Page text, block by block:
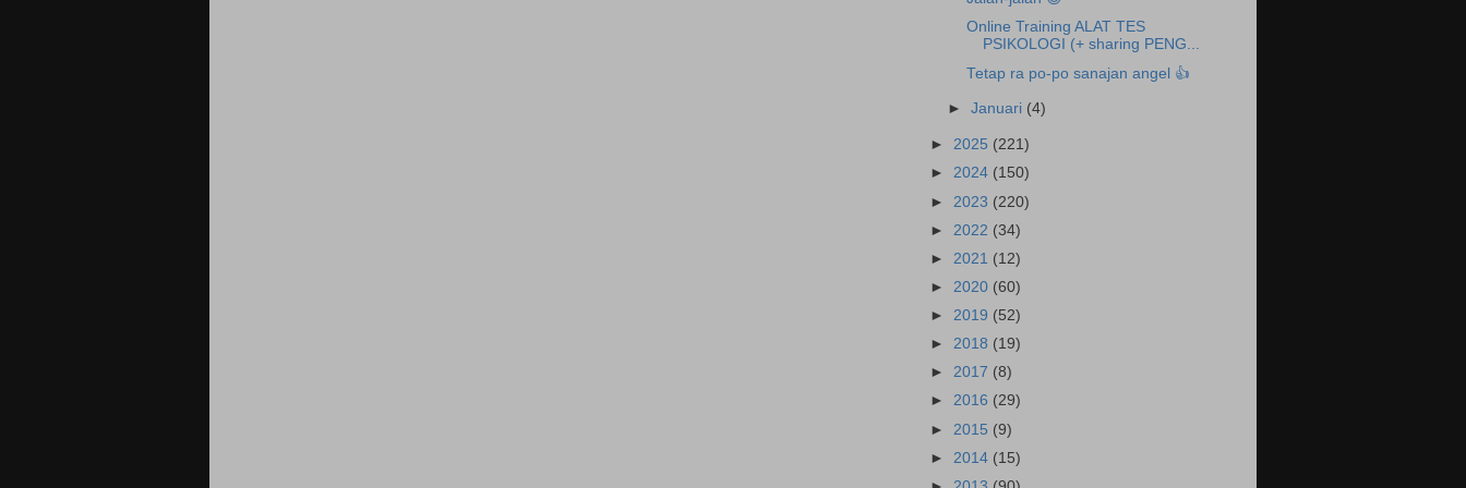
Online Training ALAT TES
PSIKOLOGI (+ sharing PENG...
Tetap ra po-po sanajan angel 👍
►Januari (4)
► 2025 (221)
► 2024 (150)
► 2023 (220)
► 2022 (34)
► 2021 (12)
► 2020 (60)
► 2019 (52)
► 2018 (19)
► 2017 (8)
► 2016 (29)
► 2015 (9)
► 2014 (15)